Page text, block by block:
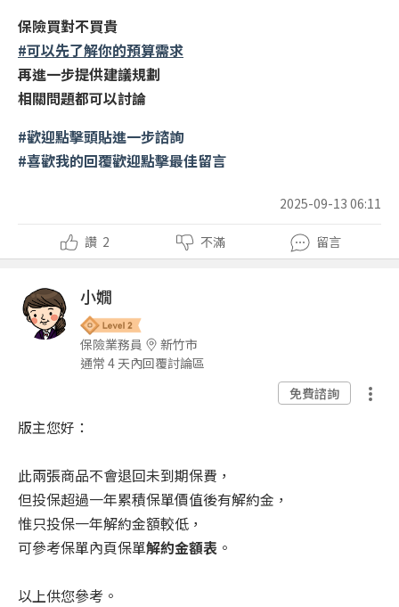
保險買對不買貴
#可以先了解你的預算需求
再進一步提供建議規劃
相關問題都可以討論
#歡迎點擊頭貼進一步諮詢
#喜歡我的回覆歡迎點擊最佳留言
2025-09-13 06:11
讚 2 不滿 留言
小嫺
保險業務員
新竹市
通常 4 天內回覆討論區
免費諮詢
版主您好：
此兩張商品不會退回未到期保費，
但投保超過一年累積保單價值後有解約金，
惟只投保一年解約金額較低，
可參考保單內頁保單解約金額表 。
以上供您參考。